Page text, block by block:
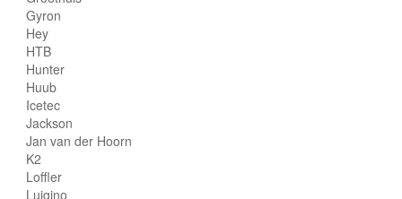
Gyron
Hey
HTB
Hunter
Huub
Icetec
Jackson
Jan van der Hoorn
K2
Loffler
Luigino